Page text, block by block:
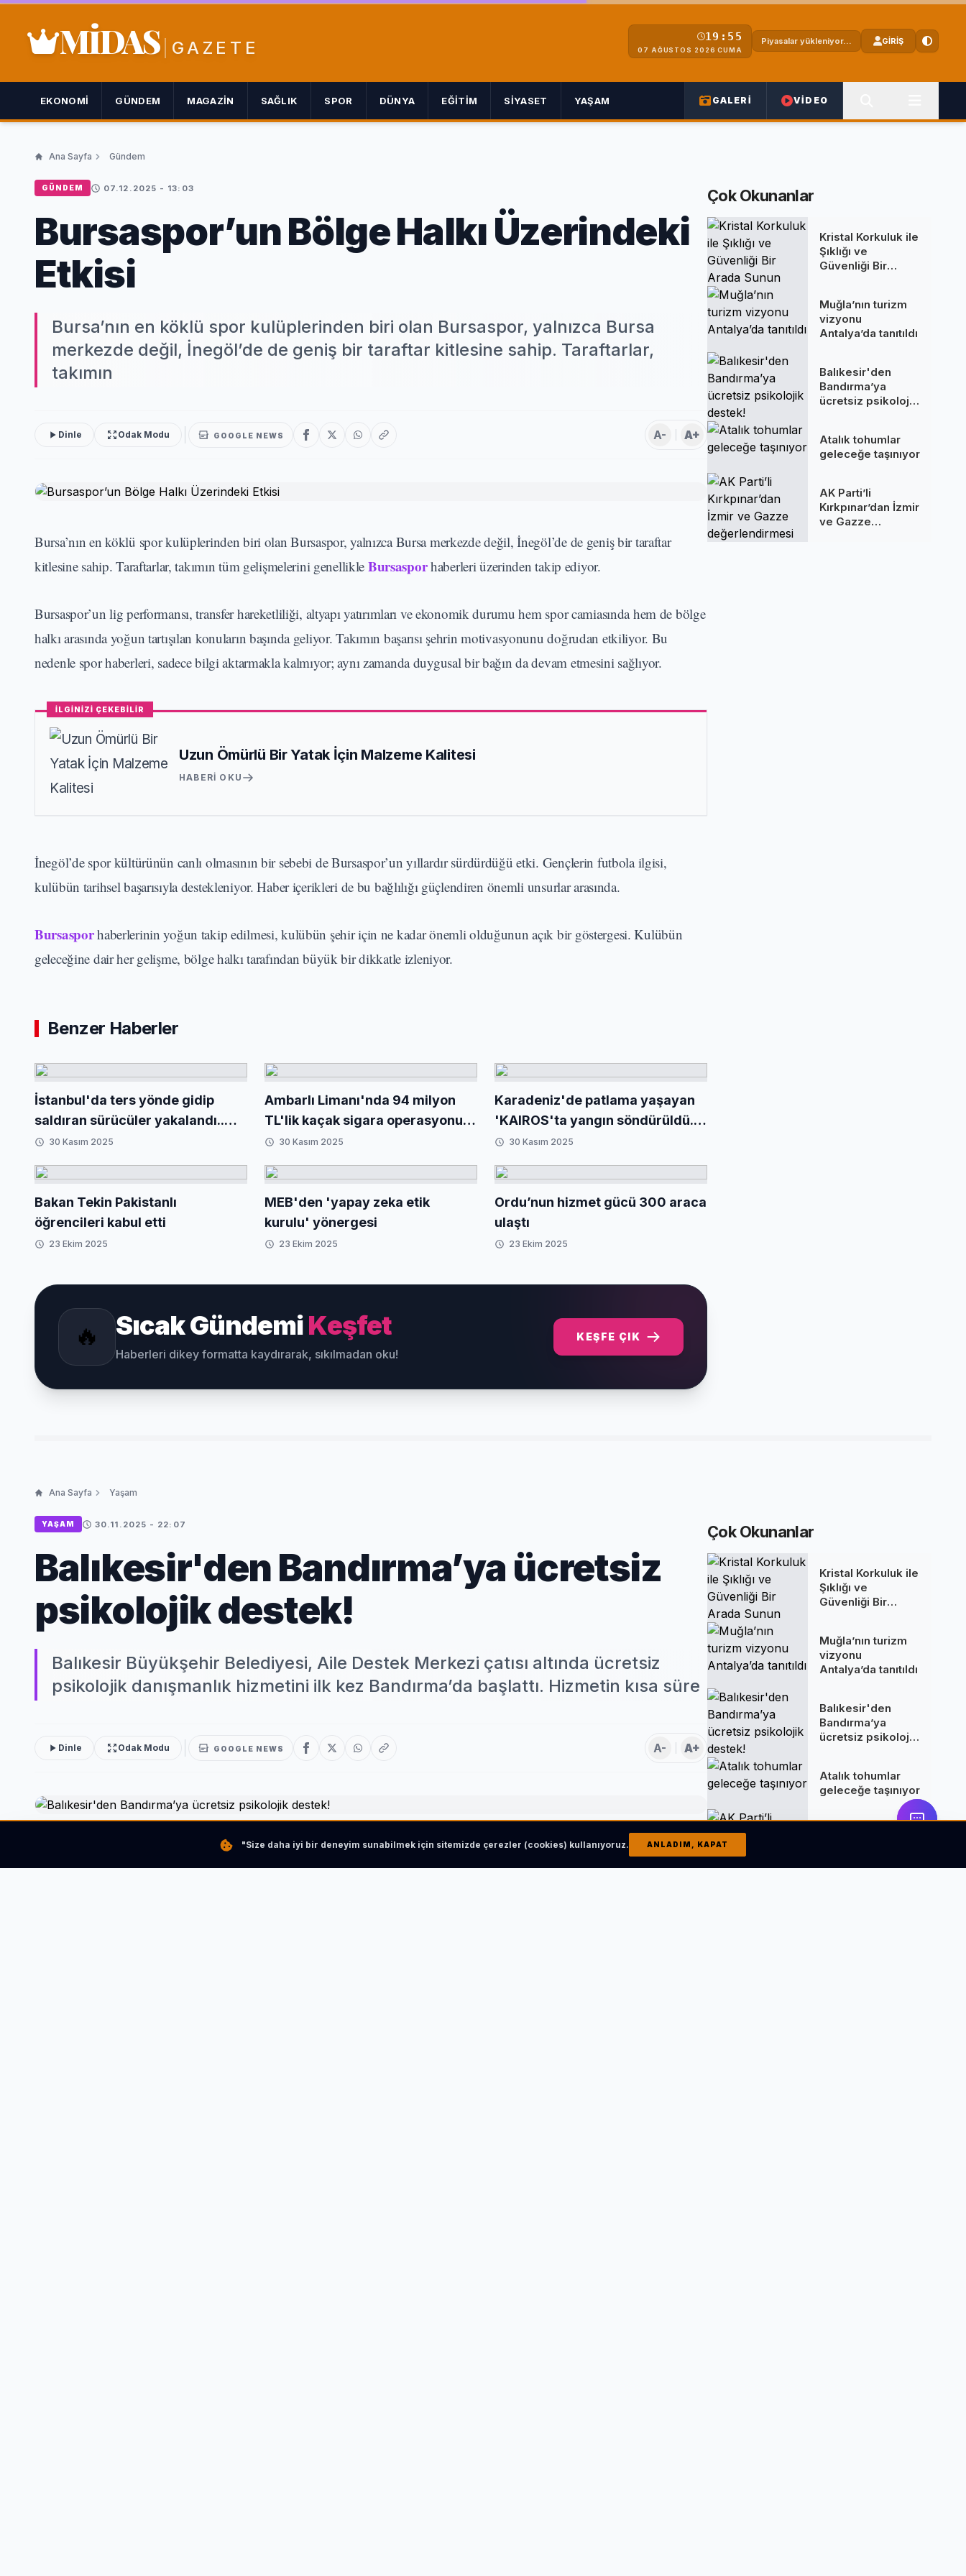
MİDAS GAZETE
19:55
07 AĞUSTOS 2026 CUMA
Piyasalar yükleniyor... GİRİŞ
EKONOMI GÜNDEM MAGAZIN SAĞLIK SPOR DÜNYA EĞITIM SIYASET YAŞAM GALERİ VİDEO
Ana Sayfa Gündem
GÜNDEM 07.12.2025 - 13:03
Bursaspor’un Bölge Halkı Üzerindeki
Etkisi
Bursa’nın en köklü spor kulüplerinden biri olan Bursaspor, yalnızca Bursa
merkezde değil, İnegöl’de de geniş bir taraftar kitlesine sahip. Taraftarlar,
takımın
Dinle Odak Modu GOOGLE NEWS A- A+
Bursa’nın en köklü spor kulüplerinden biri olan Bursaspor, yalnızca Bursa merkezde değil, İnegöl’de de geniş bir taraftar
kitlesine sahip. Taraftarlar, takımın tüm gelişmelerini genellikle Bursasporhaberleri üzerinden takip ediyor.
Bursaspor’un lig performansı, transfer hareketliliği, altyapı yatırımları ve ekonomik durumu hem spor camiasında hem de bölge
halkı arasında yoğun tartışılan konuların başında geliyor. Takımın başarısı şehrin motivasyonunu doğrudan etkiliyor. Bu
nedenle spor haberleri, sadece bilgi aktarmakla kalmıyor; aynı zamanda duygusal bir bağın da devam etmesini sağlıyor.
İLGİNİZİ ÇEKEBİLİR
Uzun Ömürlü Bir Yatak İçin Malzeme Kalitesi
HABERI OKU
İnegöl’de spor kültürünün canlı olmasının bir sebebi de Bursaspor’un yıllardır sürdürdüğü etki. Gençlerin futbola ilgisi,
kulübün tarihsel başarısıyla destekleniyor. Haber içerikleri de bu bağlılığı güçlendiren önemli unsurlar arasında.
Bursasporhaberlerinin yoğun takip edilmesi, kulübün şehir için ne kadar önemli olduğunun açık bir göstergesi. Kulübün
geleceğine dair her gelişme, bölge halkı tarafından büyük bir dikkatle izleniyor.
Benzer Haberler
İstanbul'da ters yönde gidip
saldıran sürücüler yakalandı..
Yeni kanunla ağır yaptırımlar
30 Kasım 2025
Ambarlı Limanı'nda 94 milyon
TL'lik kaçak sigara operasyonu...
Tamamı imha edildi
30 Kasım 2025
Karadeniz'de patlama yaşayan
'KAIROS'ta yangın söndürüldü...
VIRAT'ın çeki operasyonu
30 Kasım 2025
Bakan Tekin Pakistanlı
öğrencileri kabul etti
23 Ekim 2025
MEB'den 'yapay zeka etik
kurulu' yönergesi
23 Ekim 2025
Ordu’nun hizmet gücü 300 araca
ulaştı
23 Ekim 2025
🔥 Sıcak GündemiKeşfet
Haberleri dikey formatta kaydırarak, sıkılmadan oku!
KEŞFE ÇIK
Çok Okunanlar
Kristal Korkuluk ile
Şıklığı ve
Güvenliği Bir
Muğla’nın turizm
vizyonu
Antalya’da tanıtıldı
Balıkesir'den
Bandırma’ya
ücretsiz psikolojik
Atalık tohumlar
geleceğe taşınıyor
AK Parti’li
Kırkpınar’dan İzmir
ve Gazze
Ana Sayfa Yaşam
YAŞAM 30.11.2025 - 22:07
Balıkesir'den Bandırma’ya ücretsiz
psikolojik destek!
Balıkesir Büyükşehir Belediyesi, Aile Destek Merkezi çatısı altında ücretsiz
psikolojik danışmanlık hizmetini ilk kez Bandırma’da başlattı. Hizmetin kısa süre
Dinle Odak Modu GOOGLE NEWS A- A+
Çok Okunanlar
Kristal Korkuluk ile
Şıklığı ve
Güvenliği Bir
Muğla’nın turizm
vizyonu
Antalya’da tanıtıldı
Balıkesir'den
Bandırma’ya
ücretsiz psikolojik
Atalık tohumlar
geleceğe taşınıyor
değerlendirmesi
"Size daha iyi bir deneyim sunabilmek için sitemizde çerezler (cookies) kullanıyoruz. ANLADIM, KAPAT